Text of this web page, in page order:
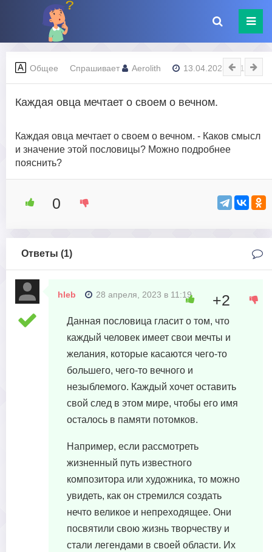
Общее Спрашивает Aerolith 13.04.2023 - 11:29
Каждая овца мечтает о своем о вечном.
Каждая овца мечтает о своем о вечном. - Каков смысл
и значение этой пословицы? Можно подробнее
пояснить?
0
Ответы (1)
hleb 28 апреля, 2023 в 11:19
Данная пословица гласит о том, что
каждый человек имеет свои мечты и
желания, которые касаются чего-то
большего, чего-то вечного и
незыблемого. Каждый хочет оставить
свой след в этом мире, чтобы его имя
осталось в памяти потомков.
Например, если рассмотреть
жизненный путь известного
композитора или художника, то можно
увидеть, как он стремился создать
нечто великое и непреходящее. Они
посвятили свою жизнь творчеству и
стали легендами в своей области. Их
+2